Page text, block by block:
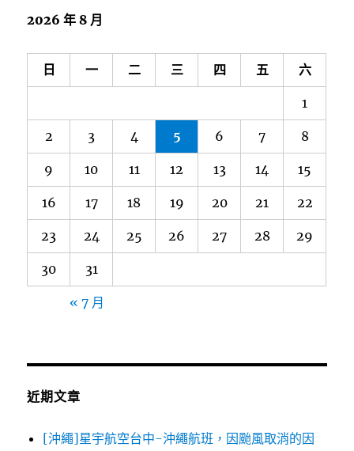
2026 年 8 月
日 一 二 三 四 五 六
1
2 3 4 5 6 7 8
9 10 11 12 13 14 15
16 17 18 19 20 21 22
23 24 25 26 27 28 29
30 31
« 7 月
近期文章
[沖繩]星宇航空台中-沖繩航班，因颱風取消的因